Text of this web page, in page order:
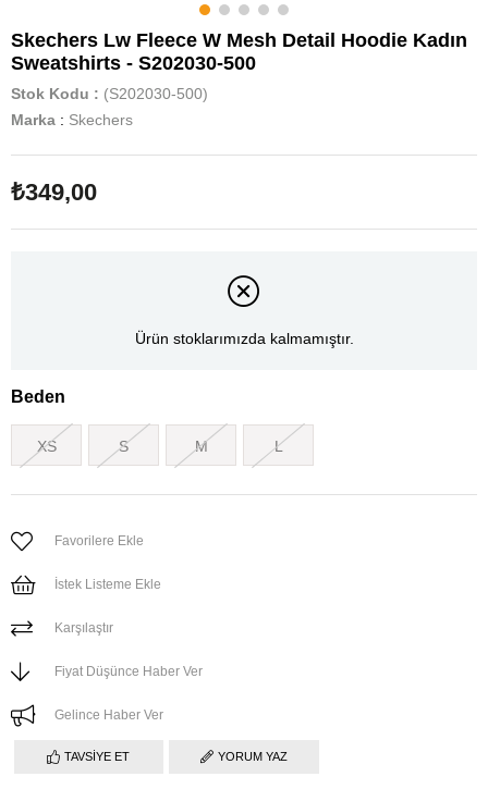
Skechers Lw Fleece W Mesh Detail Hoodie Kadın
Sweatshirts - S202030-500
Stok Kodu
(S202030-500)
Marka : Skechers
₺349,00
Ürün stoklarımızda kalmamıştır.
Beden
XS S M L
Favorilere Ekle
İstek Listeme Ekle
Karşılaştır
Fiyat Düşünce Haber Ver
Gelince Haber Ver
TAVSIYE ET YORUM YAZ